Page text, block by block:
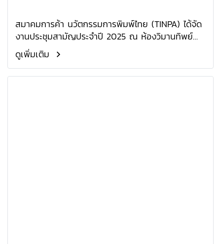
สมาคมการค้า นวัตกรรมการพิมพ์ไทย (TINPA) ได้จัด
งานประชุมสามัญประจำปี 2025 ณ ห้องวิมานทิพย์
โรงแรมมณเฑียร ริเวอร์ไซด์ กรุงเทพ
ดูเพิ่มเติม